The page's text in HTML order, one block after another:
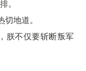
。
地道。
朕不仅要斩断叛军